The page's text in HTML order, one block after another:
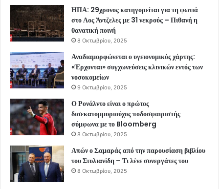
ΗΠΑ: 29χρονος κατηγορείται για τη φωτιά
στο Λος Άντζελες με 31 νεκρούς – Πιθανή η
θανατική ποινή
8 Οκτωβρίου, 2025
Αναδιαμορφώνεται ο υγειονομικός χάρτης:
«Έρχονται» συγχωνεύσεις κλινικών εντός των
νοσοκομείων
9 Οκτωβρίου, 2025
Ο Ρονάλντο είναι ο πρώτος
δισεκατομμυριούχος ποδοσφαιριστής
σύμφωνα με το Bloomberg
8 Οκτωβρίου, 2025
Απών ο Σαμαράς από την παρουσίαση βιβλίου
του Στυλιανίδη – Τι λένε συνεργάτες του
8 Οκτωβρίου, 2025